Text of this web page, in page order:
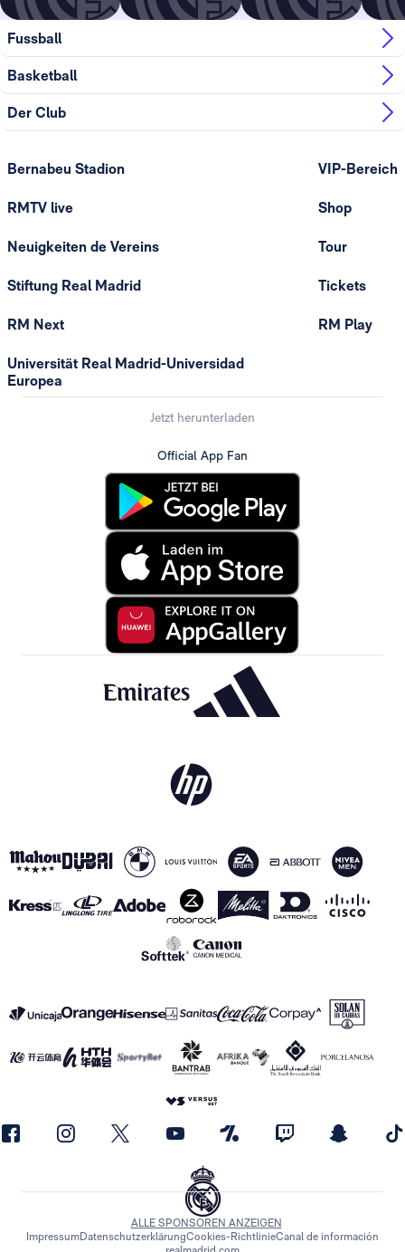
Fussball
Basketball
Der Club
Bernabeu Stadion
RMTV live
Neuigkeiten de Vereins
Stiftung Real Madrid
RM Next
Universität Real Madrid-Universidad
Europea
VIP-Bereich
Shop
Tour
Tickets
RM Play
Jetzt herunterladen
Official App Fan
ALLE SPONSOREN ANZEIGEN
ImpressumDatenschutzerklärungCookies-RichtlinieCanal de información